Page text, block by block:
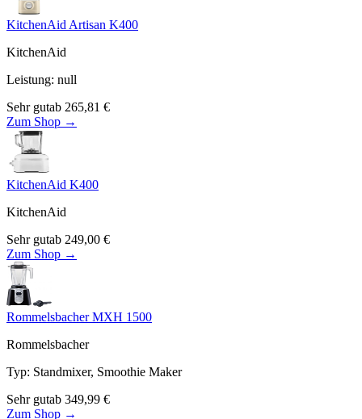
KitchenAid Artisan K400
KitchenAid
Leistung: null
Sehr gutab 265,81 €
Zum Shop →
KitchenAid K400
KitchenAid
Sehr gutab 249,00 €
Zum Shop →
Rommelsbacher MXH 1500
Rommelsbacher
Typ: Standmixer, Smoothie Maker
Sehr gutab 349,99 €
Zum Shop →